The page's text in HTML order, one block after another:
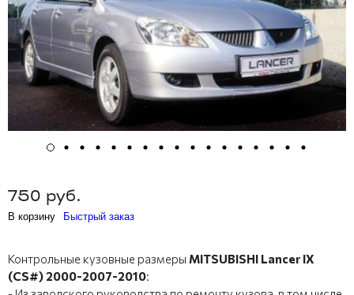
750 руб.
В корзину Быстрый заказ
Контрольные кузовные размеры MITSUBISHI Lancer IX
(CS#) 2000-2007-2010: